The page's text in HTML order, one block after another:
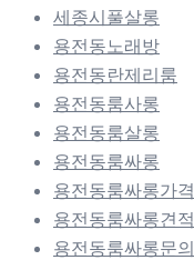
세종시풀살롱
용전동노래방
용전동란제리룸
용전동룸사롱
용전동룸살롱
용전동룸싸롱
용전동룸싸롱가격
용전동룸싸롱견적
용전동룸싸롱문의